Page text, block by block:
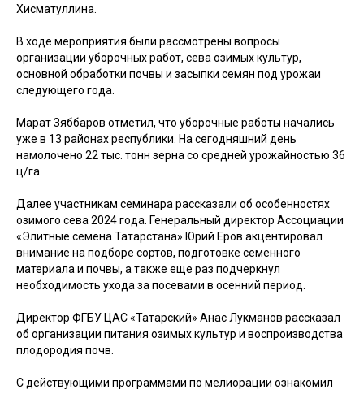
Хисматуллина.
В ходе мероприятия были рассмотрены вопросы
организации уборочных работ, сева озимых культур,
основной обработки почвы и засыпки семян под урожаи
следующего года.
Марат Зяббаров отметил, что уборочные работы начались
уже в 13 районах республики. На сегодняшний день
намолочено 22 тыс. тонн зерна со средней урожайностью 36
ц/га.
Далее участникам семинара рассказали об особенностях
озимого сева 2024 года. Генеральный директор Ассоциации
«Элитные семена Татарстана» Юрий Еров акцентировал
внимание на подборе сортов, подготовке семенного
материала и почвы, а также еще раз подчеркнул
необходимость ухода за посевами в осенний период.
Директор ФГБУ ЦАС «Татарский» Анас Лукманов рассказал
об организации питания озимых культур и воспроизводства
плодородия почв.
С действующими программами по мелиорации ознакомил